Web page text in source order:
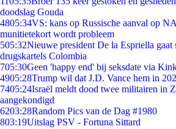
doodslag Gouda
4805:34VS: kans op Russische aanval op
munitietekort wordt probleem
505:32Nieuwe president De la Espriella gaat
drugskartels Colombia
705:30Geen 'happy end' bij seksdate via
4905:28Trump wil dat J.D. Vance hem in
7405:24Israël meldt dood twee militairen in
aangekondigd
6203:28Random Pics van de Dag #1980
803:19Uitslag PSV - Fortuna Sittard